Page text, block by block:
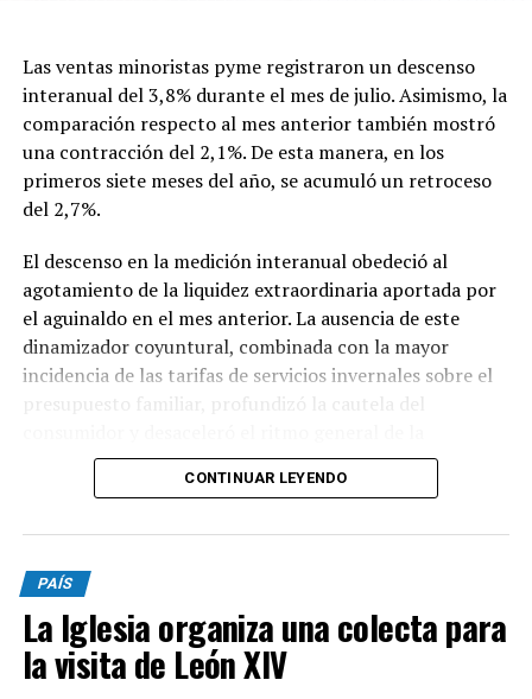
Las ventas minoristas pyme registraron un descenso
interanual del 3,8% durante el mes de julio. Asimismo, la
comparación respecto al mes anterior también mostró
una contracción del 2,1%. De esta manera, en los
primeros siete meses del año, se acumuló un retroceso
del 2,7%.
El descenso en la medición interanual obedeció al
agotamiento de la liquidez extraordinaria aportada por
el aguinaldo en el mes anterior. La ausencia de este
dinamizador coyuntural, combinada con la mayor
incidencia de las tarifas de servicios invernales sobre el
presupuesto familiar, profundizó la cautela del
actividad.
estado del negocio, el 48,1% de los comerciantes
consultados sostuvo que su nivel de actividad se
mantuvo estable con relación al mismo período del año
anterior, cifra que evidenció un descenso de dos puntos
porcentuales en comparación con el relevamiento del
mes de junio. Esta retracción en la lectura neutral se
CONTINUAR LEYENDO
PAÍS
La Iglesia organiza una colecta para
la visita de León XIV